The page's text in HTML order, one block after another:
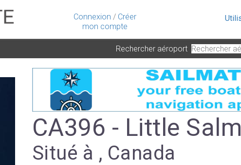
Connexion / Créer
mon compte
Rechercher aéroport
CA396 - Little
Situé à , Canada